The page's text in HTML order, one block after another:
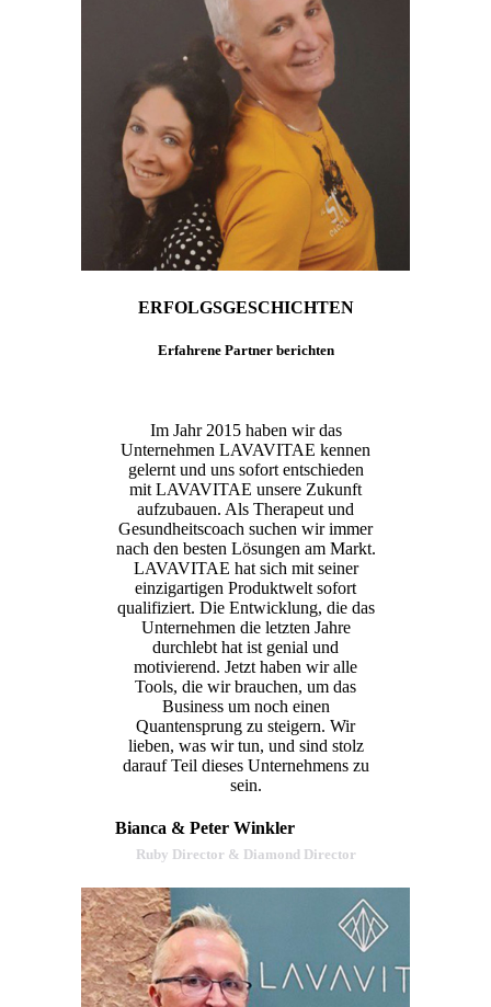
ERFOLGSGESCHICHTEN
Erfahrene Partner berichten
Im Jahr 2015 haben wir das
Unternehmen LAVAVITAE kennen
gelernt und uns sofort entschieden
mit LAVAVITAE unsere Zukunft
aufzubauen. Als Therapeut und
Gesundheitscoach suchen wir immer
nach den besten Lösungen am Markt.
LAVAVITAE hat sich mit seiner
einzigartigen Produktwelt sofort
qualifiziert. Die Entwicklung, die das
Unternehmen die letzten Jahre
durchlebt hat ist genial und
motivierend. Jetzt haben wir alle
Tools, die wir brauchen, um das
Business um noch einen
Quantensprung zu steigern. Wir
lieben, was wir tun, und sind stolz
darauf Teil dieses Unternehmens zu
sein.
Bianca & Peter Winkler
Ruby Director & Diamond Director